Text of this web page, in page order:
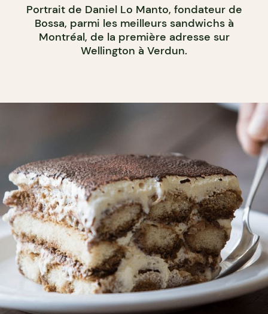
Portrait de Daniel Lo Manto, fondateur de
Bossa, parmi les meilleurs sandwichs à
Montréal, de la première adresse sur
Wellington à Verdun.